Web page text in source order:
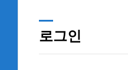
로그인